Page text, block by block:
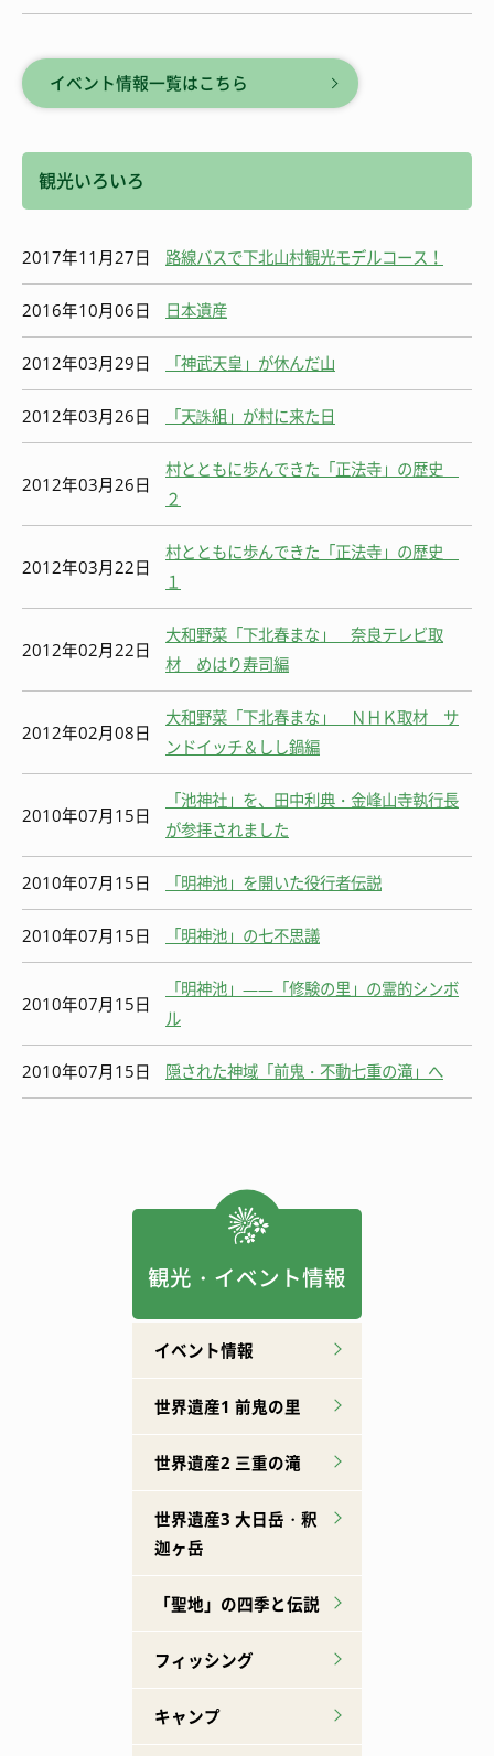
イベント情報一覧はこちら
観光いろいろ
2017年11月27日 路線バスで下北山村観光モデルコース！
2016年10月06日 日本遺産
2012年03月29日 「神武天皇」が休んだ山
2012年03月26日 「天誅組」が村に来た日
2012年03月26日
村とともに歩んできた「正法寺」の歴史
２
2012年03月22日
村とともに歩んできた「正法寺」の歴史
１
2012年02月22日
大和野菜「下北春まな」 奈良テレビ取
材 めはり寿司編
2012年02月08日
大和野菜「下北春まな」 ＮＨＫ取材 サ
ンドイッチ＆しし鍋編
2010年07月15日
「池神社」を、田中利典・金峰山寺執行長
が参拝されました
2010年07月15日 「明神池」を開いた役行者伝説
2010年07月15日 「明神池」の七不思議
2010年07月15日
「明神池」――「修験の里」の霊的シンボ
ル
2010年07月15日 隠された神域「前鬼・不動七重の滝」へ
観光・イベント情報
イベント情報
世界遺産1 前鬼の里
世界遺産2 三重の滝
世界遺産3 大日岳・釈
迦ヶ岳
「聖地」の四季と伝説
フィッシング
キャンプ